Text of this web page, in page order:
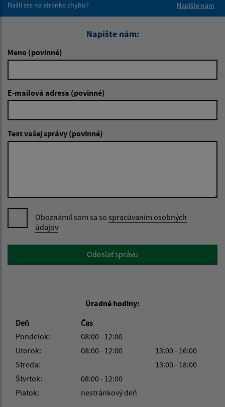
Našli ste na stránke chybu?
Napíšte nám
Napíšte nám:
Meno (povinné)
E-mailová adresa (povinné)
Text vašej správy (povinné)
Oboznámil som sa so spracúvaním osobných
údajov
Google reCaptcha ResponseOdoslať správu
Úradné hodiny:
Deň
Čas
Pondelok:
08:00 - 12:00
Utorok:
08:00 - 12:00
13:00 - 16:00
Streda:
13:00 - 18:00
Štvrtok:
08:00 - 12:00
Piatok:
nestránkový deň